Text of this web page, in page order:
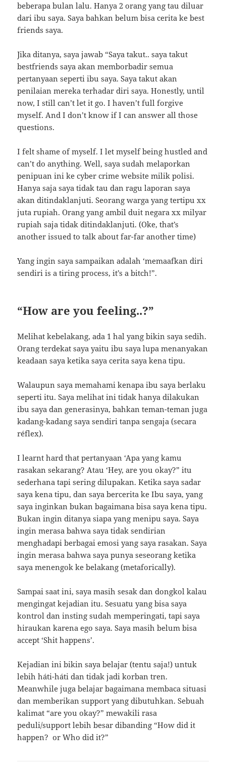
beberapa bulan lalu. Hanya 2 orang yang tau diluar
dari ibu saya. Saya bahkan belum bisa cerita ke best
friends saya.
Jika ditanya, saya jawab “Saya takut.. saya takut
bestfriends saya akan memborbadir semua
pertanyaan seperti ibu saya. Saya takut akan
penilaian mereka terhadar diri saya. Honestly, until
now, I still can’t let it go. I haven’t full forgive
myself. And I don’t know if I can answer all those
questions.
I felt shame of myself. I let myself being hustled and
can’t do anything. Well, saya sudah melaporkan
penipuan ini ke cyber crime website milik polisi.
Hanya saja saya tidak tau dan ragu laporan saya
akan ditindaklanjuti. Seorang warga yang tertipu xx
juta rupiah. Orang yang ambil duit negara xx milyar
rupiah saja tidak ditindaklanjuti. (Oke, that’s
another issued to talk about far-far another time)
Yang ingin saya sampaikan adalah ‘memaafkan diri
sendiri is a tiring process, it’s a bitch!”.
“How are you feeling..?”
Melihat kebelakang, ada 1 hal yang bikin saya sedih.
Orang terdekat saya yaitu ibu saya lupa menanyakan
keadaan saya ketika saya cerita saya kena tipu.
Walaupun saya memahami kenapa ibu saya berlaku
seperti itu. Saya melihat ini tidak hanya dilakukan
ibu saya dan generasinya, bahkan teman-teman juga
kadang-kadang saya sendiri tanpa sengaja (secara
réflex).
I learnt hard that pertanyaan ‘Apa yang kamu
rasakan sekarang? Atau ‘Hey, are you okay?” itu
sederhana tapi sering dilupakan. Ketika saya sadar
saya kena tipu, dan saya bercerita ke Ibu saya, yang
saya inginkan bukan bagaimana bisa saya kena tipu.
Bukan ingin ditanya siapa yang menipu saya. Saya
ingin merasa bahwa saya tidak sendirian
menghadapi berbagai emosi yang saya rasakan. Saya
ingin merasa bahwa saya punya seseorang ketika
saya menengok ke belakang (metaforically).
Sampai saat ini, saya masih sesak dan dongkol kalau
mengingat kejadian itu. Sesuatu yang bisa saya
kontrol dan insting sudah memperingati, tapi saya
hiraukan karena ego saya. Saya masih belum bisa
accept ‘Shit happens’.
Kejadian ini bikin saya belajar (tentu saja!) untuk
lebih háti-háti dan tidak jadi korban tren.
Meanwhile juga belajar bagaimana membaca situasi
dan memberikan support yang dibutuhkan. Sebuah
kalimat “are you okay?” mewakili rasa
peduli/support lebih besar dibanding “How did it
happen? or Who did it?”